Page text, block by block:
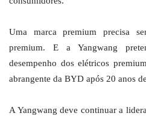
Uma marca premium precisa
premium. E a Yangwang
desempenho dos elétricos
abrangente da BYD após 20 anos
A Yangwang deve continuar a